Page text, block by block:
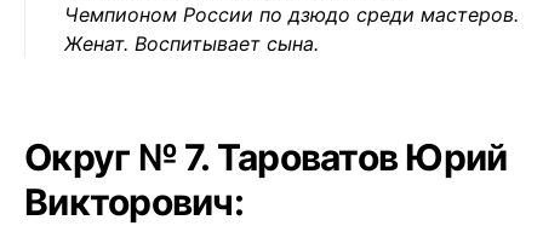
Чемпионом России по дзюдо среди мастеров.
Женат. Воспитывает сына.
Округ № 7. Тароватов Юрий
Викторович: